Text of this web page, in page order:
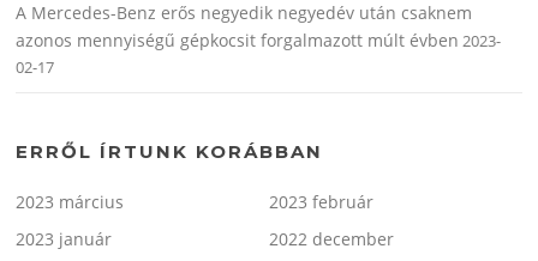
A Mercedes-Benz erős negyedik negyedév után csaknem
azonos mennyiségű gépkocsit forgalmazott múlt évben 2023-
02-17
ERRŐL ÍRTUNK KORÁBBAN
2023 március
2023 február
2023 január
2022 december